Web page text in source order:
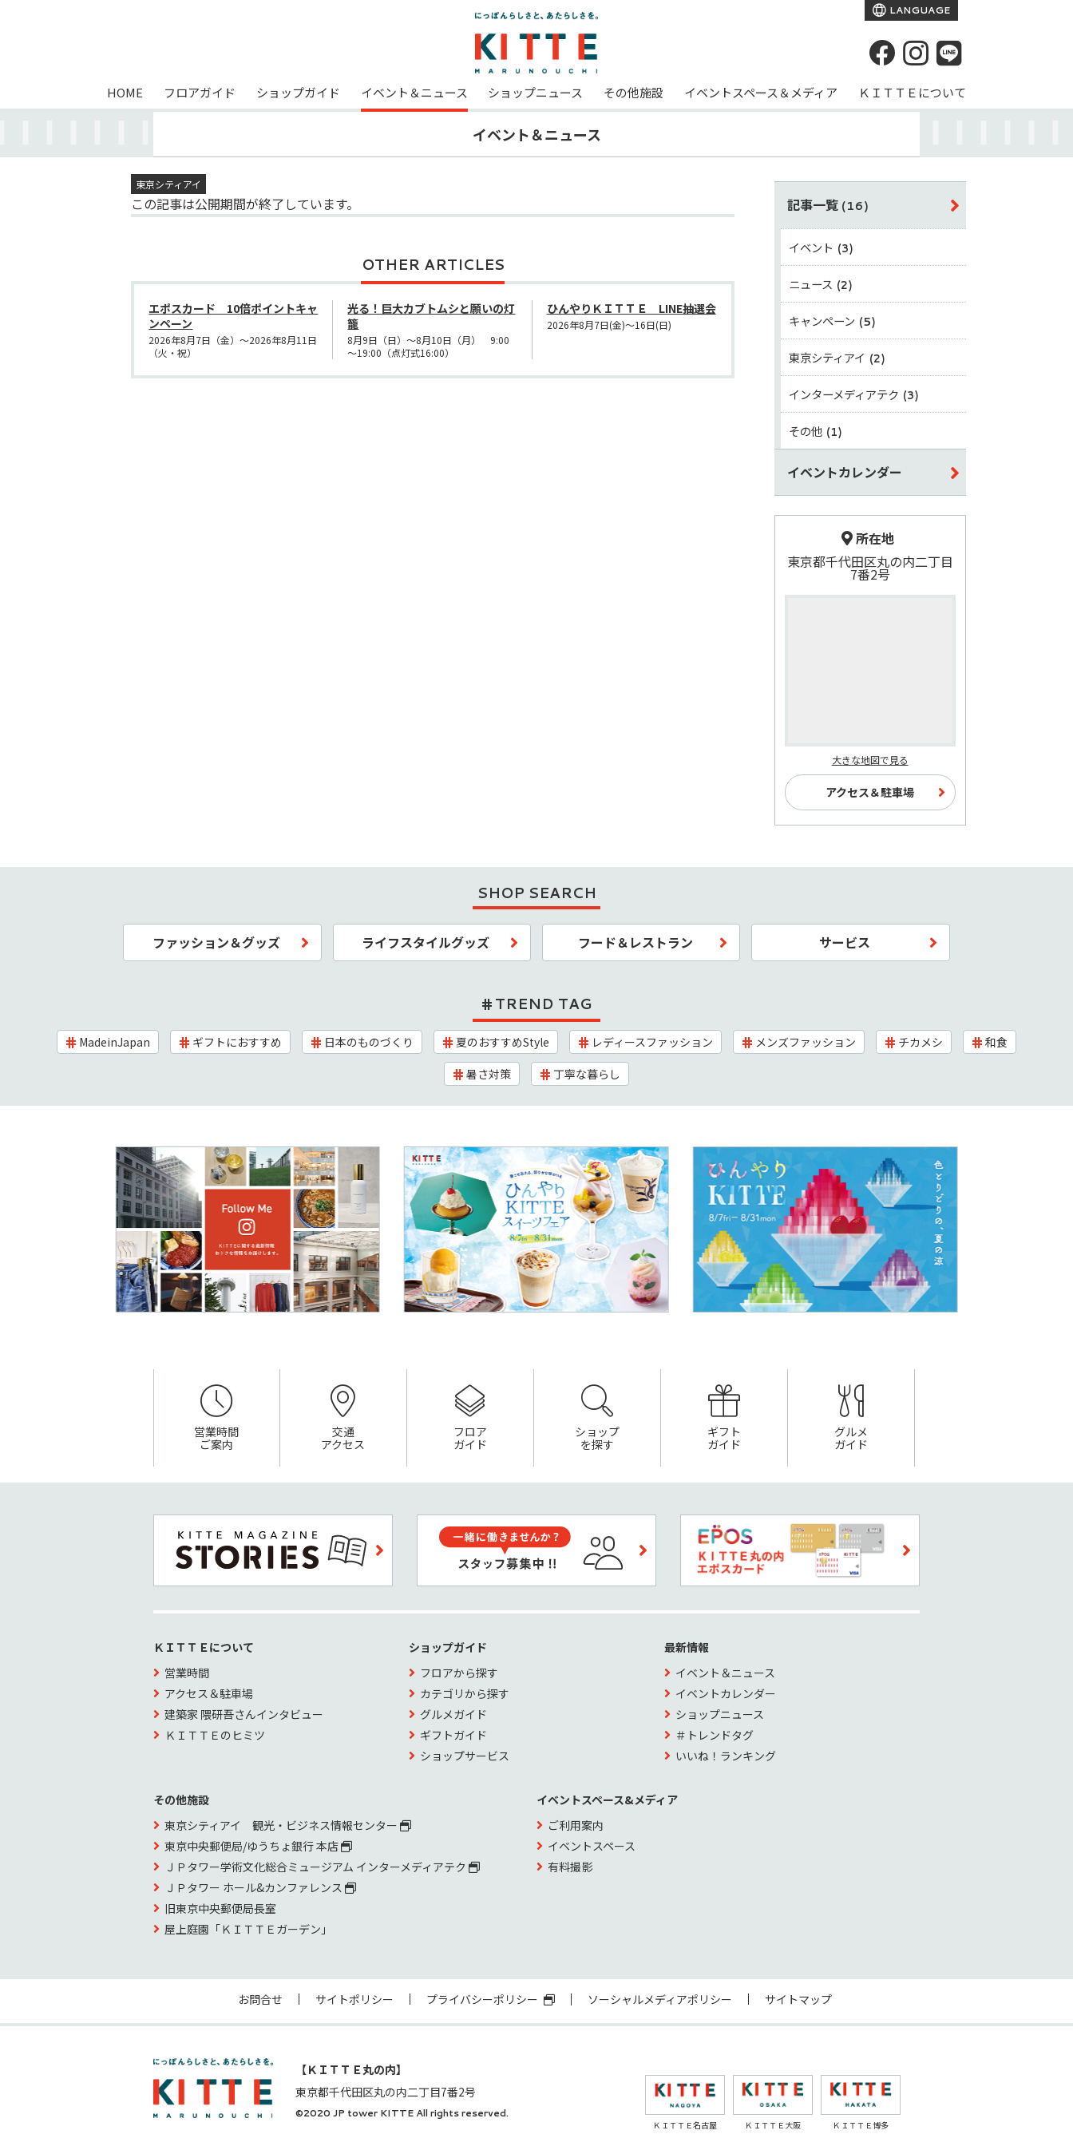
LANGUAGE
HOME フロアガイド ショップガイド イベント＆ニュース ショップニュース その他施設 イベントスペース＆メディア ＫＩＴＴＥについて
イベント＆ニュース
東京シティアイ
この記事は公開期間が終了しています。
OTHER ARTICLES
エポスカード 10倍ポイントキャ
ンペーン
2026年8月7日（金）～2026年8月11日
（火・祝）
光る！巨大カブトムシと願いの灯
籠
8月9日（日）～8月10日（月） 9:00
～19:00（点灯式16:00）
ひんやりＫＩＴＴＥ LINE抽選会
2026年8月7日(金)～16日(日)
記事一覧 (16)
イベント (3)
ニュース (2)
キャンペーン (5)
東京シティアイ (2)
インターメディアテク (3)
その他(1)
イベントカレンダー
所在地
東京都千代田区丸の内二丁目
7番2号
大きな地図で見る
アクセス＆駐車場
SHOP SEARCH
ファッション＆グッズ ライフスタイルグッズ フード＆レストラン サービス
TREND TAG
MadeinJapan ギフトにおすすめ 日本のものづくり 夏のおすすめStyle レディースファッション メンズファッション チカメシ
和食
暑さ対策
丁寧な暮らし
営業時間
ご案内
交通
アクセス
フロア
ガイド
ショップ
を探す
ギフト
ガイド
グルメ
ガイド
ＫＩＴＴＥについて
営業時間
アクセス＆駐車場
建築家 隈研吾さんインタビュー
ＫＩＴＴＥのヒミツ
ショップガイド
フロアから探す
カテゴリから探す
グルメガイド
ギフトガイド
ショップサービス
最新情報
イベント＆ニュース
イベントカレンダー
ショップニュース
＃トレンドタグ
いいね！ランキング
その他施設
東京シティアイ 観光・ビジネス情報センター
東京中央郵便局/ゆうちょ銀行 本店
ＪＰタワー学術文化総合ミュージアム インターメディアテク
ＪＰタワー ホール&カンファレンス
旧東京中央郵便局長室
屋上庭園「ＫＩＴＴＥガーデン」
イベントスペース&メディア
ご利用案内
イベントスペース
有料撮影
お問合せ サイトポリシー プライバシーポリシー ソーシャルメディアポリシー サイトマップ
【ＫＩＴＴＥ丸の内】
東京都千代田区丸の内二丁目7番2号
©2020 JP tower KITTE All rights reserved.
ＫＩＴＴＥ名古屋 ＫＩＴＴＥ大阪 ＫＩＴＴＥ博多